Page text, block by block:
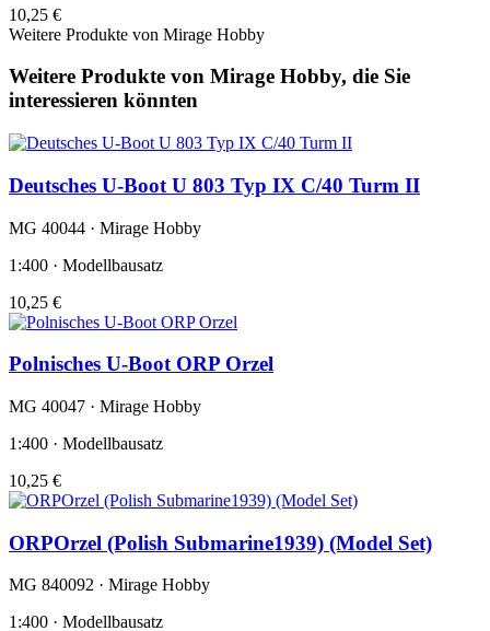
10,25 €
Weitere Produkte von Mirage Hobby
Weitere Produkte von Mirage Hobby, die Sie
interessieren könnten
Deutsches U-Boot U 803 Typ IX C/40 Turm II
MG 40044 · Mirage Hobby
1:400 · Modellbausatz
10,25 €
Polnisches U-Boot ORP Orzel
MG 40047 · Mirage Hobby
1:400 · Modellbausatz
10,25 €
ORPOrzel (Polish Submarine1939) (Model Set)
MG 840092 · Mirage Hobby
1:400 · Modellbausatz